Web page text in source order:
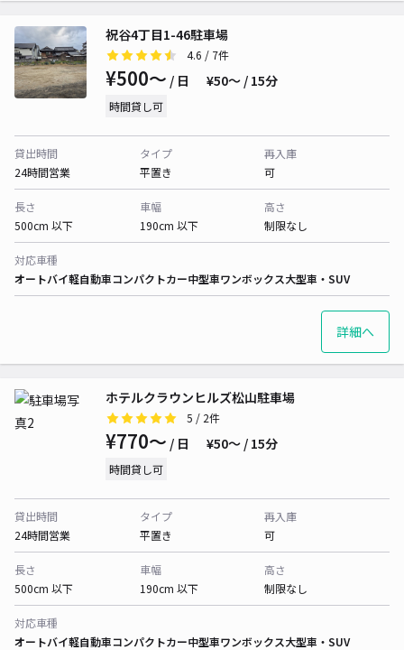
祝谷4丁目1-46駐車場
4.6 / 7件
¥500〜 / 日 ¥50〜 / 15分
時間貸し可
貸出時間
24時間営業
タイプ
平置き
再入庫
可
長さ
500cm 以下
車幅
190cm 以下
高さ
制限なし
対応車種
オートバイ軽自動車コンパクトカー中型車ワンボックス大型車・SUV
詳細へ
ホテルクラウンヒルズ松山駐車場
5 / 2件
¥770〜 / 日 ¥50〜 / 15分
時間貸し可
貸出時間
24時間営業
タイプ
平置き
再入庫
可
長さ
500cm 以下
車幅
190cm 以下
高さ
制限なし
対応車種
オートバイ軽自動車コンパクトカー中型車ワンボックス大型車・SUV